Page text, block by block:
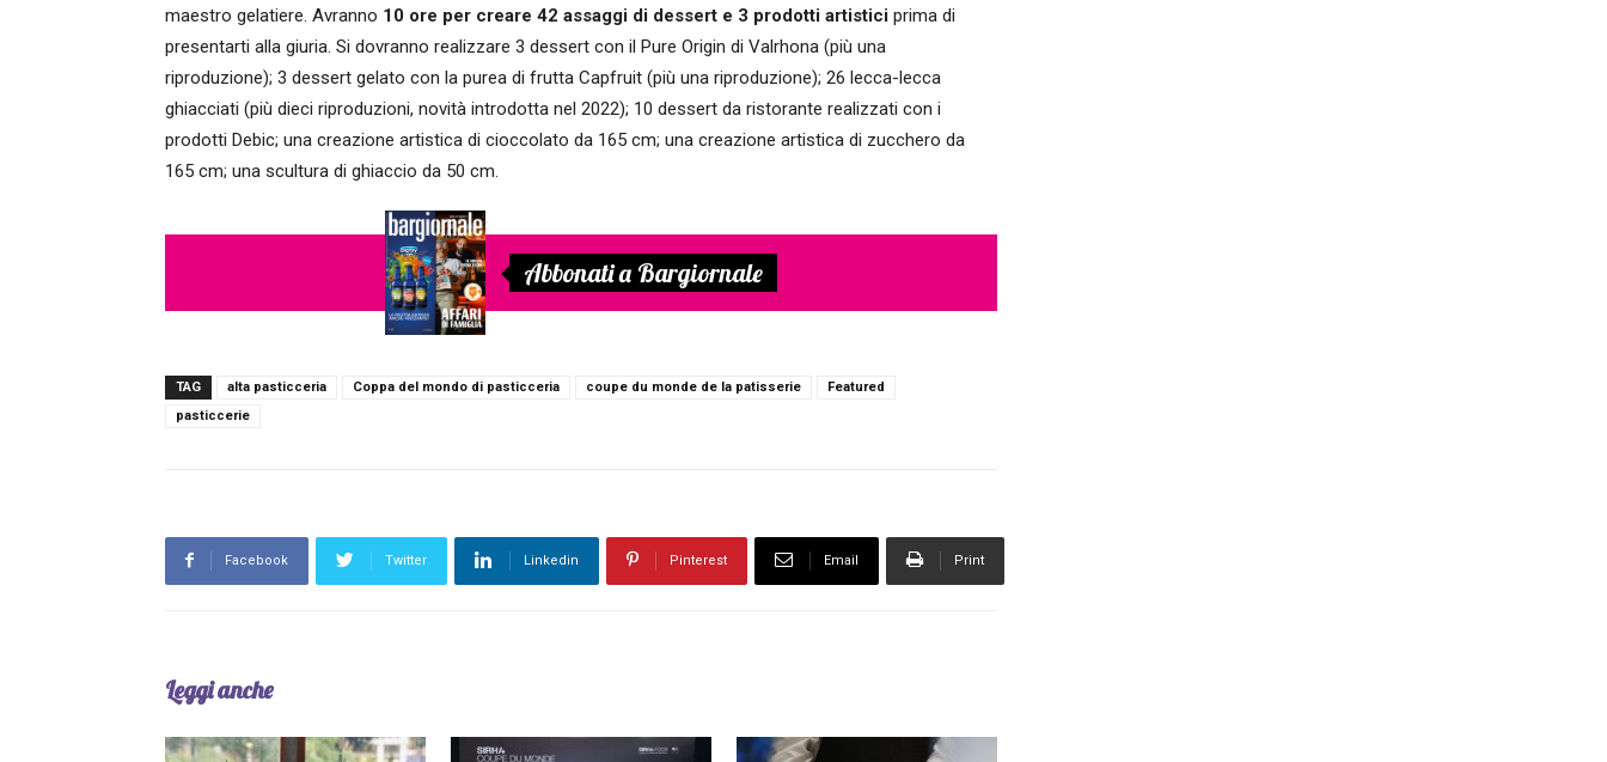
maestro gelatiere. Avranno 10 ore per creare 42 assaggi di dessert e 3 prodotti artistici prima di
presentarti alla giuria. Si dovranno realizzare 3 dessert con il Pure Origin di Valrhona (più una
riproduzione); 3 dessert gelato con la purea di frutta Capfruit (più una riproduzione); 26 lecca-lecca
ghiacciati (più dieci riproduzioni, novità introdotta nel 2022); 10 dessert da ristorante realizzati con i
prodotti Debic; una creazione artistica di cioccolato da 165 cm; una creazione artistica di zucchero da
165 cm; una scultura di ghiaccio da 50 cm.
Abbonati a Bargiornale
TAG alta pasticceria Coppa del mondo di pasticceria coupe du monde de la patisserie
Featured
pasticcerie
Facebook Twitter Linkedin Pinterest Email Print
Leggi anche